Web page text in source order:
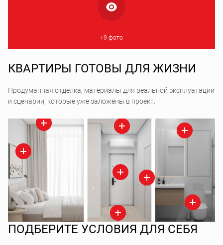
+9 фото
КВАРТИРЫ ГОТОВЫ ДЛЯ ЖИЗНИ
Продуманная отделка, материалы для реальной эксплуатации
и сценарии, которые уже заложены в проект.
ПОДБЕРИТЕ УСЛОВИЯ ДЛЯ СЕБЯ